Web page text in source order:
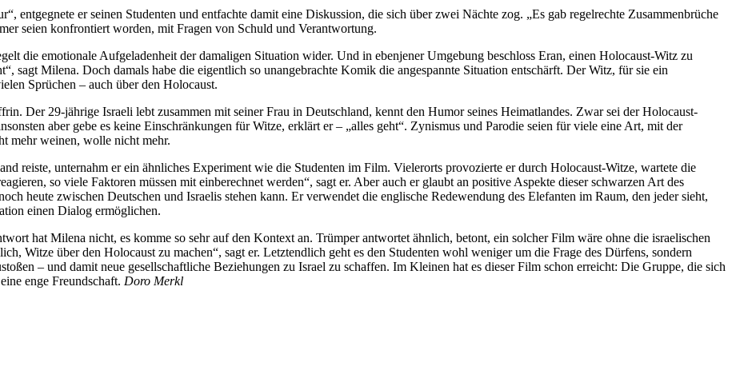
entgegnete er seinen Studenten und entfachte damit eine Diskussion, die sich über zwei Nächte zog. „Es gab regelrechte Zusammenbrüche
seien konfrontiert worden, mit Fragen von Schuld und Verantwortung.
die emotionale Aufgeladenheit der damaligen Situation wider. Und in ebenjener Umgebung beschloss Eran, einen Holocaust-Witz zu
sagt Milena. Doch damals habe die eigentlich so unangebrachte Komik die angespannte Situation entschärft. Der Witz, für sie ein
Sprüchen – auch über den Holocaust.
Der 29-jährige Israeli lebt zusammen mit seiner Frau in Deutschland, kennt den Humor seines Heimatlandes. Zwar sei der Holocaust-
aber gebe es keine Einschränkungen für Witze, erklärt er – „alles geht“. Zynismus und Parodie seien für viele eine Art, mit der
mehr weinen, wolle nicht mehr.
reiste, unternahm er ein ähnliches Experiment wie die Studenten im Film. Vielerorts provozierte er durch Holocaust-Witze, wartete die
so viele Faktoren müssen mit einberechnet werden“, sagt er. Aber auch er glaubt an positive Aspekte dieser schwarzen Art des
heute zwischen Deutschen und Israelis stehen kann. Er verwendet die englische Redewendung des Elefanten im Raum, den jeder sieht,
einen Dialog ermöglichen.
hat Milena nicht, es komme so sehr auf den Kontext an. Trümper antwortet ähnlich, betont, ein solcher Film wäre ohne die israelischen
Witze über den Holocaust zu machen“, sagt er. Letztendlich geht es den Studenten wohl weniger um die Frage des Dürfens, sondern
– und damit neue gesellschaftliche Beziehungen zu Israel zu schaffen. Im Kleinen hat es dieser Film schon erreicht: Die Gruppe, die sich
enge Freundschaft. Doro Merkl